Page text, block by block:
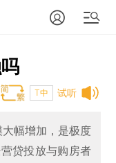
试听
T中
幅增加，是极度
贷投放与购房者